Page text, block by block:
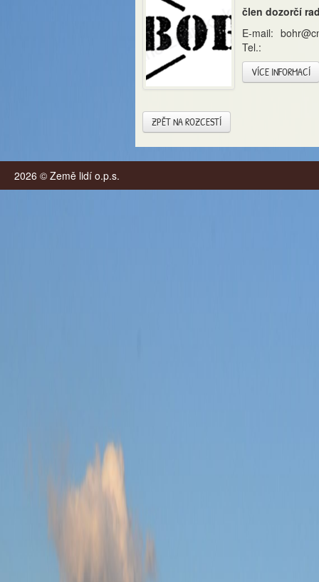
člen dozorčí
E-mail:
Tel.:
VÍCE INFORMACÍ
ZPĚT NA ROZCESTÍ
2026 © Země lidí o.p.s.